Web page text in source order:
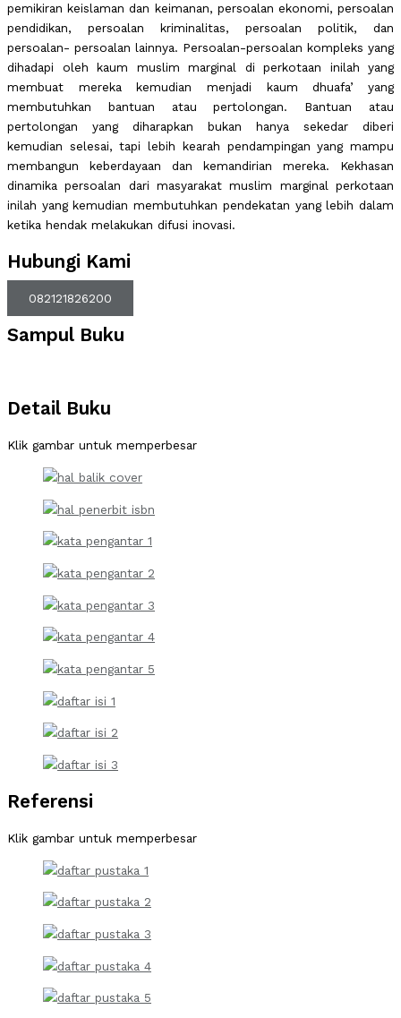
pemikiran keislaman dan keimanan, persoalan ekonomi, persoalan
pendidikan, persoalan kriminalitas, persoalan politik, dan
persoalan- persoalan lainnya. Persoalan-persoalan kompleks yang
dihadapi oleh kaum muslim marginal di perkotaan inilah yang
membuat mereka kemudian menjadi kaum dhuafa’ yang
membutuhkan bantuan atau pertolongan. Bantuan atau
pertolongan yang diharapkan bukan hanya sekedar diberi
kemudian selesai, tapi lebih kearah pendampingan yang mampu
membangun keberdayaan dan kemandirian mereka. Kekhasan
dinamika persoalan dari masyarakat muslim marginal perkotaan
inilah yang kemudian membutuhkan pendekatan yang lebih dalam
ketika hendak melakukan difusi inovasi.
Hubungi Kami
082121826200
Sampul Buku
Detail Buku
Klik gambar untuk memperbesar
Referensi
Klik gambar untuk memperbesar